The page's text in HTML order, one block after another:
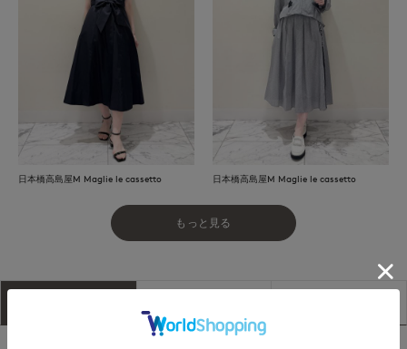
日本橋高島屋M Maglie le cassetto 日本橋高島屋M Maglie le cassetto
もっと見る